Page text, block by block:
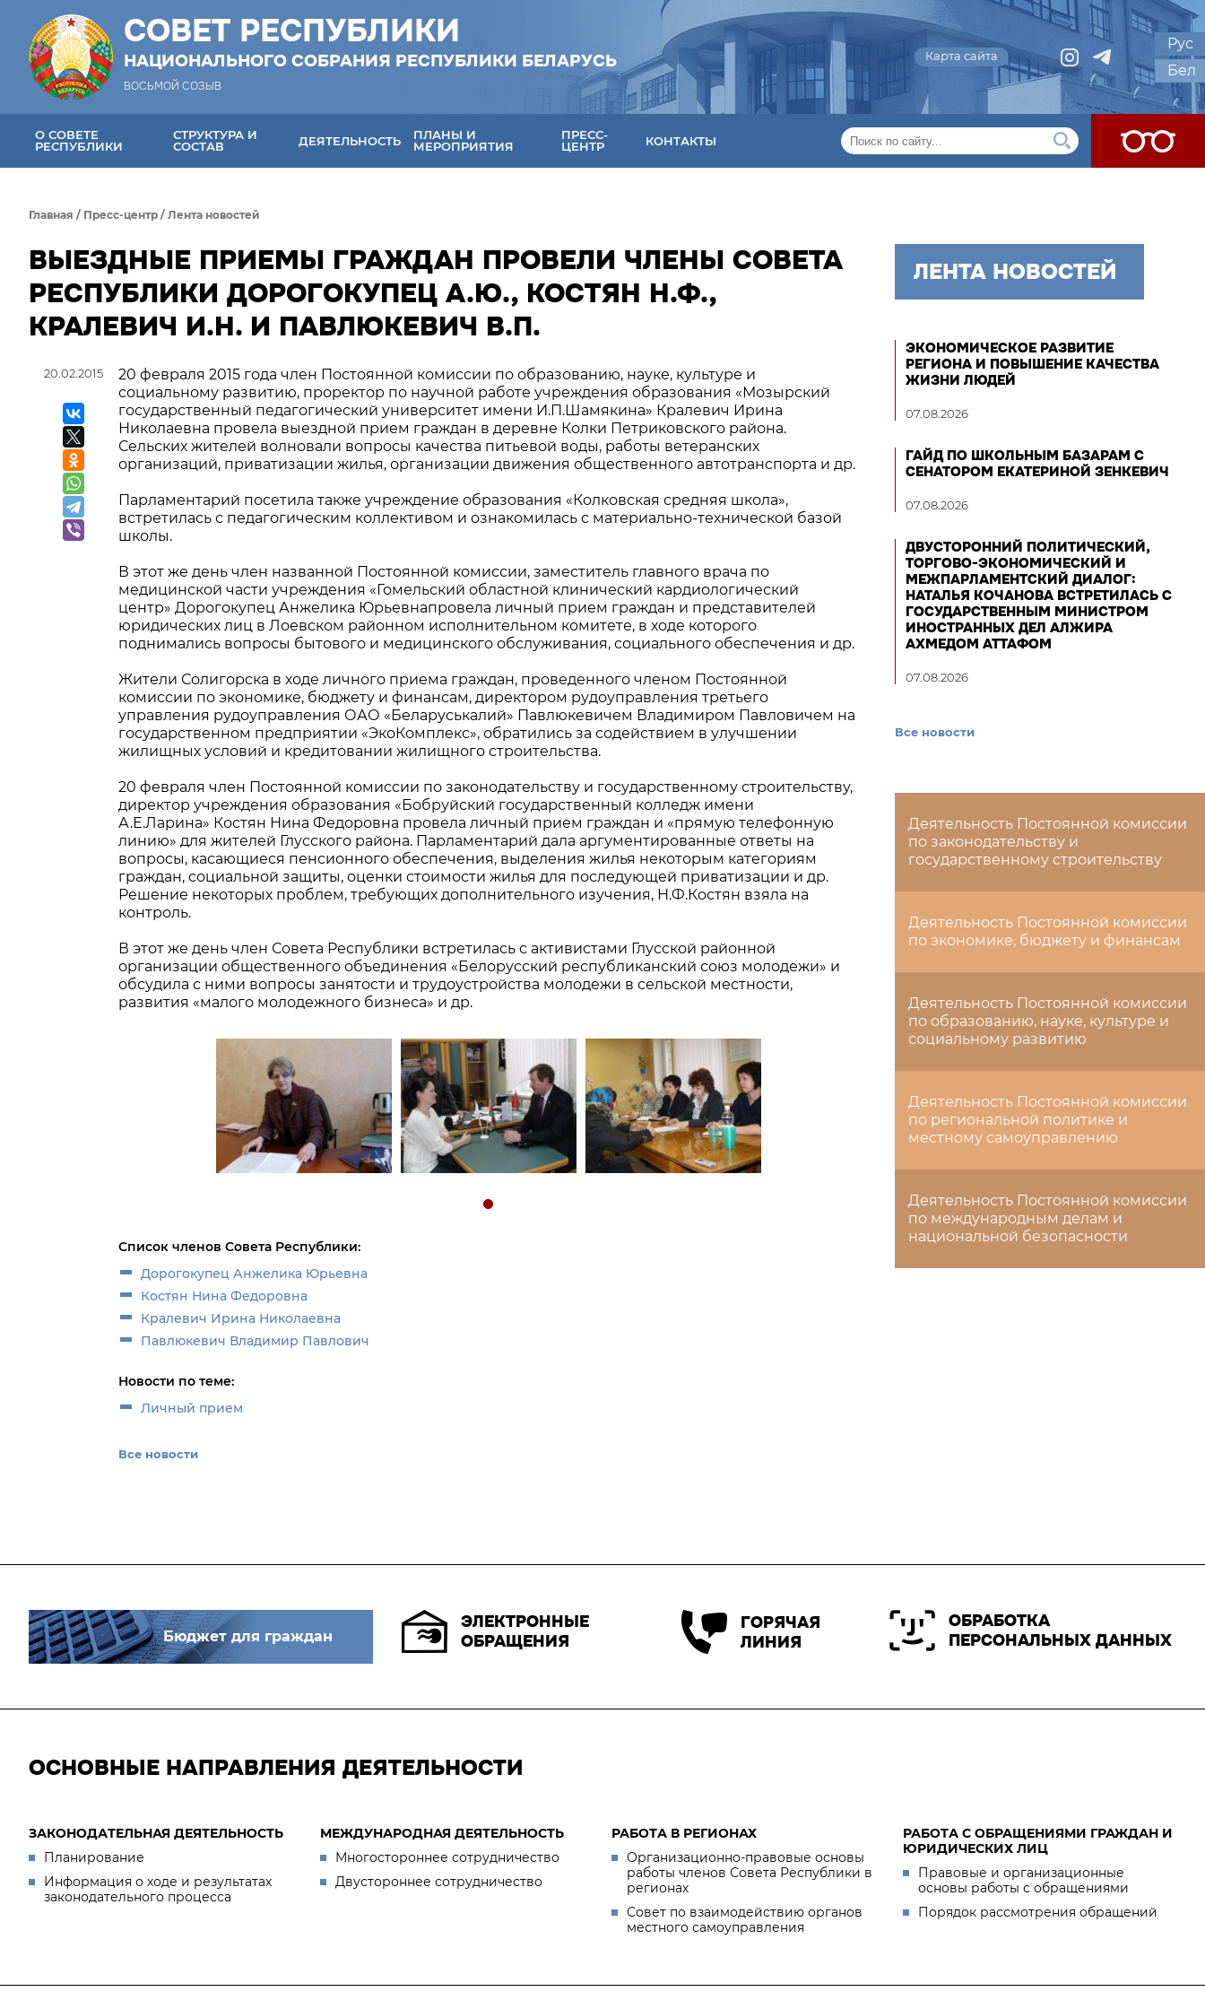
СОВЕТ РЕСПУБЛИКИ
НАЦИОНАЛЬНОГО СОБРАНИЯ РЕСПУБЛИКИ БЕЛАРУСЬ
ВОСЬМОЙ СОЗЫВ
Карта сайта
Рус
Бел
О СОВЕТЕ
РЕСПУБЛИКИ
СТРУКТУРА И
СОСТАВ
ДЕЯТЕЛЬНОСТЬ
ПЛАНЫ И
МЕРОПРИЯТИЯ
ПРЕСС-
ЦЕНТР
КОНТАКТЫ
Главная / Пресс-центр / Лента новостей
ВЫЕЗДНЫЕ ПРИЕМЫ ГРАЖДАН ПРОВЕЛИ ЧЛЕНЫ СОВЕТА
РЕСПУБЛИКИ ДОРОГОКУПЕЦ А.Ю., КОСТЯН Н.Ф.,
КРАЛЕВИЧ И.Н. И ПАВЛЮКЕВИЧ В.П.
20.02.2015
20 февраля 2015 года член Постоянной комиссии по образованию, науке, культуре и
социальному развитию, проректор по научной работе учреждения образования «Мозырский
государственный педагогический университет имени И.П.Шамякина» Кралевич Ирина
Николаевна провела выездной прием граждан в деревне Колки Петриковского района.
Сельских жителей волновали вопросы качества питьевой воды, работы ветеранских
организаций, приватизации жилья, организации движения общественного автотранспорта и др.
Парламентарий посетила также учреждение образования «Колковская средняя школа»,
встретилась с педагогическим коллективом и ознакомилась с материально-технической базой
школы.
В этот же день член названной Постоянной комиссии, заместитель главного врача по
медицинской части учреждения «Гомельский областной клинический кардиологический
центр» Дорогокупец Анжелика Юрьевнапровела личный прием граждан и представителей
юридических лиц в Лоевском районном исполнительном комитете, в ходе которого
поднимались вопросы бытового и медицинского обслуживания, социального обеспечения и др.
Жители Солигорска в ходе личного приема граждан, проведенного членом Постоянной
комиссии по экономике, бюджету и финансам, директором рудоуправления третьего
управления рудоуправления ОАО «Беларуськалий» Павлюкевичем Владимиром Павловичем на
государственном предприятии «ЭкоКомплекс», обратились за содействием в улучшении
жилищных условий и кредитовании жилищного строительства.
20 февраля член Постоянной комиссии по законодательству и государственному строительству,
директор учреждения образования «Бобруйский государственный колледж имени
А.Е.Ларина» Костян Нина Федоровна провела личный прием граждан и «прямую телефонную
линию» для жителей Глусского района. Парламентарий дала аргументированные ответы на
вопросы, касающиеся пенсионного обеспечения, выделения жилья некоторым категориям
граждан, социальной защиты, оценки стоимости жилья для последующей приватизации и др.
Решение некоторых проблем, требующих дополнительного изучения, Н.Ф.Костян взяла на
контроль.
В этот же день член Совета Республики встретилась с активистами Глусской районной
организации общественного объединения «Белорусский республиканский союз молодежи» и
обсудила с ними вопросы занятости и трудоустройства молодежи в сельской местности,
развития «малого молодежного бизнеса» и др.
Список членов Совета Республики:
Дорогокупец Анжелика Юрьевна
Костян Нина Федоровна
Кралевич Ирина Николаевна
Павлюкевич Владимир Павлович
Новости по теме:
Личный прием
Все новости
ЛЕНТА НОВОСТЕЙ
ЭКОНОМИЧЕСКОЕ РАЗВИТИЕ
РЕГИОНА И ПОВЫШЕНИЕ КАЧЕСТВА
ЖИЗНИ ЛЮДЕЙ
07.08.2026
ГАЙД ПО ШКОЛЬНЫМ БАЗАРАМ С
СЕНАТОРОМ ЕКАТЕРИНОЙ ЗЕНКЕВИЧ
07.08.2026
ДВУСТОРОННИЙ ПОЛИТИЧЕСКИЙ,
ТОРГОВО-ЭКОНОМИЧЕСКИЙ И
МЕЖПАРЛАМЕНТСКИЙ ДИАЛОГ:
НАТАЛЬЯ КОЧАНОВА ВСТРЕТИЛАСЬ С
ГОСУДАРСТВЕННЫМ МИНИСТРОМ
ИНОСТРАННЫХ ДЕЛ АЛЖИРА
АХМЕДОМ АТТАФОМ
07.08.2026
Все новости
Деятельность Постоянной комиссии
по законодательству и
государственному строительству
Деятельность Постоянной комиссии
по экономике, бюджету и финансам
Деятельность Постоянной комиссии
по образованию, науке, культуре и
социальному развитию
Деятельность Постоянной комиссии
по региональной политике и
местному самоуправлению
Деятельность Постоянной комиссии
по международным делам и
национальной безопасности
Бюджет для граждан
ЭЛЕКТРОННЫЕ
ОБРАЩЕНИЯ
ГОРЯЧАЯ
ЛИНИЯ
ОБРАБОТКА
ПЕРСОНАЛЬНЫХ ДАННЫХ
ОСНОВНЫЕ НАПРАВЛЕНИЯ ДЕЯТЕЛЬНОСТИ
ЗАКОНОДАТЕЛЬНАЯ ДЕЯТЕЛЬНОСТЬ
Планирование
Информация о ходе и результатах
законодательного процесса
МЕЖДУНАРОДНАЯ ДЕЯТЕЛЬНОСТЬ
Многостороннее сотрудничество
Двустороннее сотрудничество
РАБОТА В РЕГИОНАХ
Организационно-правовые основы
работы членов Совета Республики в
регионах
Совет по взаимодействию органов
местного самоуправления
РАБОТА С ОБРАЩЕНИЯМИ ГРАЖДАН И
ЮРИДИЧЕСКИХ ЛИЦ
Правовые и организационные
основы работы с обращениями
Порядок рассмотрения обращений